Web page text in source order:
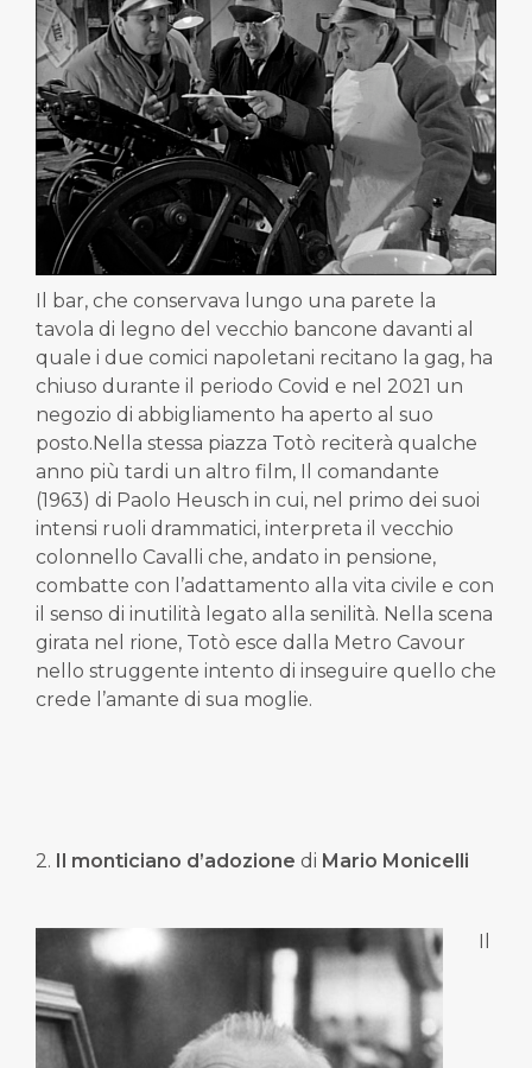
Il bar, che conservava lungo una parete la
tavola di legno del vecchio bancone davanti al
quale i due comici napoletani recitano la gag, ha
chiuso durante il periodo Covid e nel 2021 un
negozio di abbigliamento ha aperto al suo
posto.Nella stessa piazza Totò reciterà qualche
anno più tardi un altro film, Il comandante
(1963) di Paolo Heusch in cui, nel primo dei suoi
intensi ruoli drammatici, interpreta il vecchio
colonnello Cavalli che, andato in pensione,
combatte con l’adattamento alla vita civile e con
il senso di inutilità legato alla senilità. Nella scena
girata nel rione, Totò esce dalla Metro Cavour
nello struggente intento di inseguire quello che
crede l’amante di sua moglie.
2. Il monticiano d’adozione di Mario Monicelli
Il